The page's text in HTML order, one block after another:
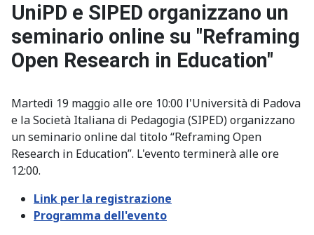
UniPD e SIPED organizzano un
seminario online su "Reframing
Open Research in Education"
Martedì 19 maggio alle ore 10:00 l'Università di Padova
e la Società Italiana di Pedagogia (SIPED) organizzano
un seminario online dal titolo “Reframing Open
Research in Education”. L'evento terminerà alle ore
12:00.
Link per la registrazione
Programma dell'evento